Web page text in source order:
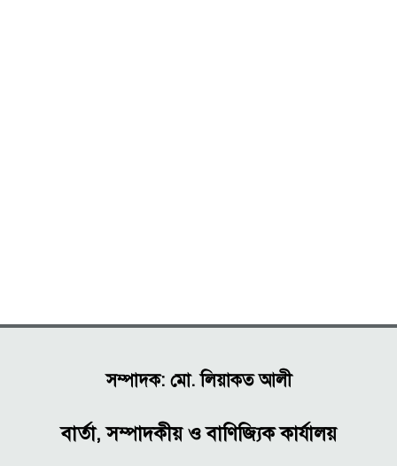
সম্পাদক: মো. লিয়াকত আলী
বার্তা, সম্পাদকীয় ও বাণিজ্যিক কার্যালয়